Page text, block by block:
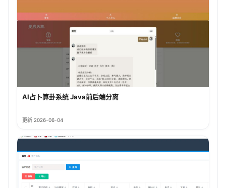
AI占卜算卦系统 Java前后端分离
更新 2026-06-04